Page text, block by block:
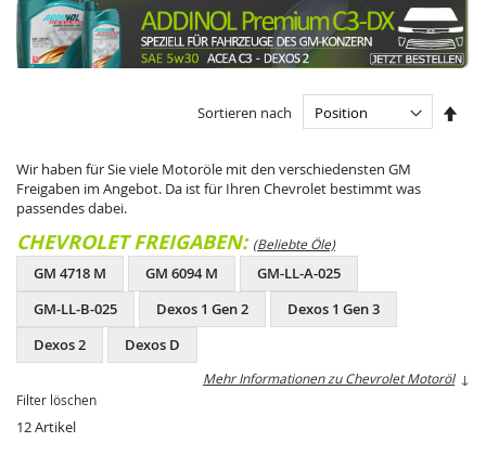
Wir haben für Sie viele Motoröle mit den verschiedensten GM
Freigaben im Angebot. Da ist für Ihren Chevrolet bestimmt was
passendes dabei.
CHEVROLET FREIGABEN: (Beliebte Öle)
GM 4718 M GM 6094 M
GM-LL-A-025
GM-LL-B-025
Dexos 1 Gen 2
Dexos 1 Gen 3
Dexos 2
Dexos D
Mehr Informationen zu Chevrolet Motoröl ↓
Filter löschen
12Artikel
Sortieren nach